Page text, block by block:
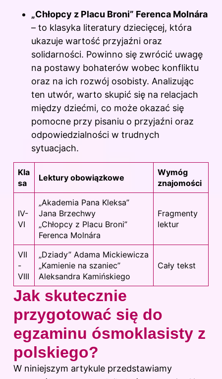
„Chłopcy z Placu Broni” Ferenca Molnára
– to klasyka literatury dziecięcej, która
ukazuje wartość przyjaźni oraz
solidarności. Powinno się zwrócić uwagę
na postawy bohaterów wobec konfliktu
oraz na ich rozwój osobisty. Analizując
ten utwór, warto skupić się na relacjach
między dziećmi, co może okazać się
pomocne przy pisaniu o przyjaźni oraz
odpowiedzialności w trudnych
sytuacjach.
Kla
sa
Lektury obowiązkowe
Wymóg
znajomości
IV-
VI
„Akademia Pana Kleksa”
Jana Brzechwy
„Chłopcy z Placu Broni”
Ferenca Molnára
Fragmenty
lektur
VII
-
VIII
„Dziady” Adama Mickiewicza
„Kamienie na szaniec”
Aleksandra Kamińskiego
Cały tekst
Jak skutecznie
przygotować się do
egzaminu ósmoklasisty z
polskiego?
W niniejszym artykule przedstawiamy